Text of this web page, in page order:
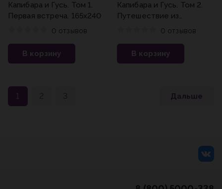
Капибара и Гусь. Том 1.
Первая встреча. 165х240
0 отзывов
В корзину
Капибара и Гусь. Том 2.
Путешествие из
Петербурга в Москву.
0 отзывов
В корзину
1 2 3 Дальше